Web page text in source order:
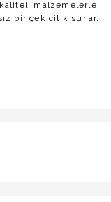
kaliteli malzemelerle
bir çekicilik sunar.